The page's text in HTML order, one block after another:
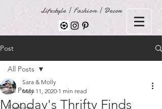
Lifestyle | Fashion | Decor
Post
All Posts
All Posts
Monday's Thrifty Finds
Sara & Molly
May 11, 2020 1 min read